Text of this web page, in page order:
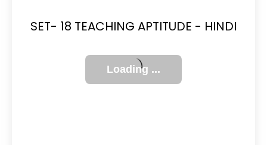
SET- 18 TEACHING APTITUDE - HINDI